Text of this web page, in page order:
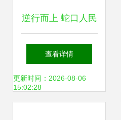
逆行而上 蛇口人民
医院发热门诊的一
线战疫
查看详情
更新时间：2026-08-06
15:02:28